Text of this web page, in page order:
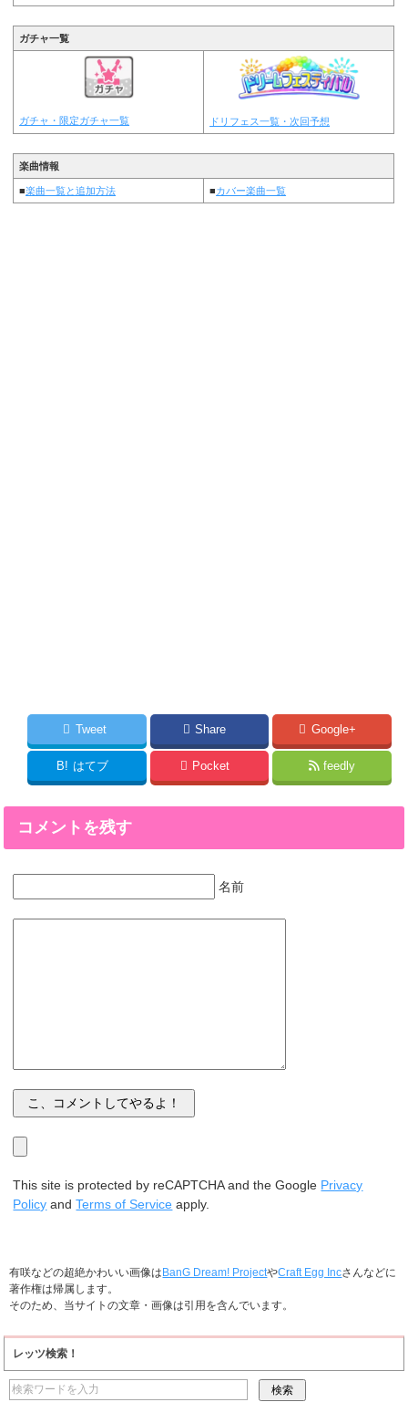
ガチャ一覧
ガチャ・限定ガチャ一覧 ドリフェス一覧・次回予想
楽曲情報
■楽曲一覧と追加方法 ■カバー楽曲一覧
Tweet Share Google+
B! はてブ Pocket feedly
コメントを残す
名前
This site is protected by reCAPTCHA and the Google Privacy
Policy andTerms of Service apply.
有咲などの超絶かわいい画像はBanG Dream! ProjectやCraft Egg Incさんなどに
著作権は帰属します。
そのため、当サイトの文章・画像は引用を含んでいます。
レッツ検索！